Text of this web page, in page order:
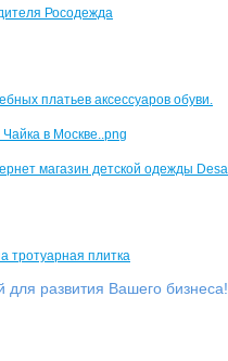
развития Вашего бизнеса!